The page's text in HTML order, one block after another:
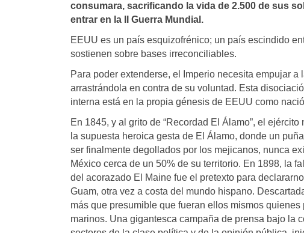
consumara, sacrificando la vida de 2.500 de sus
entrar en la II Guerra Mundial.
EEUU es un país esquizofrénico; un país escindido
sostienen sobre bases irreconciliables.
Para poder extenderse, el Imperio necesita empujar
arrastrándola en contra de su voluntad. Esta
interna está en la propia génesis de EEUU como
En 1845, y al grito de “Recordad El Álamo”, el
la supuesta heroica gesta de El Álamo, donde un
ser finalmente degollados por los mejicanos, nunca
México cerca de un 50% de su territorio. En 1898, la
del acorazado El Maine fue el pretexto para
Guam, otra vez a costa del mundo hispano.
más que presumible que fueran ellos mismos
marinos. Una gigantesca campaña de prensa bajo la